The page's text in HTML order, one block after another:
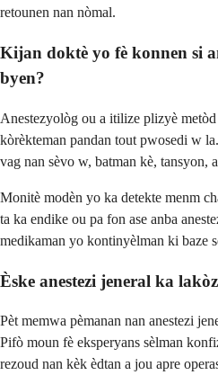
retounen nan nòmal.
Kijan doktè yo fè konnen si
byen?
Anestezyològ ou a itilize plizyè
kòrèkteman pandan tout pwosedi w
vag nan sèvo w, batman kè, tansyon,
Monitè modèn yo ka detekte menm
ta ka endike ou pa fon ase anba
medikaman yo kontinyèlman ki baze
Èske anestezi jeneral ka
Pèt memwa pèmanan nan anestezi
Pifò moun fè eksperyans sèlman
rezoud nan kèk èdtan a jou apre